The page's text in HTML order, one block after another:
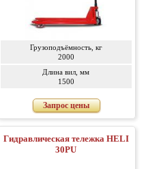
Грузоподъёмность, кг
2000
Длина вил, мм
1500
Запрос цены
Гидравлическая тележка HELI
30PU